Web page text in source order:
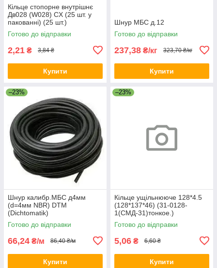
Кільце стопорне внутрішнє
Дв028 (W028) CX (25 шт. у
пакованні) (25 шт.)
Готово до відправки
2,21 ₴ 3,84 ₴
Купити
Шнур МБС д.12
Готово до відправки
237,38 ₴/кг 323,70 ₴/кг
Купити
–23%
Шнур калибр.МБС д4мм
(d=4мм NBR) DTM
(Dichtomatik)
Готово до відправки
66,24 ₴/м 86,40 ₴/м
Купити
–23%
Кільце ущільнююче 128*4.5
(128*137*46) (31-0128-
1(СМД-31)тонкое.)
Резинопласт
Готово до відправки
5,06 ₴ 6,60 ₴
Купити